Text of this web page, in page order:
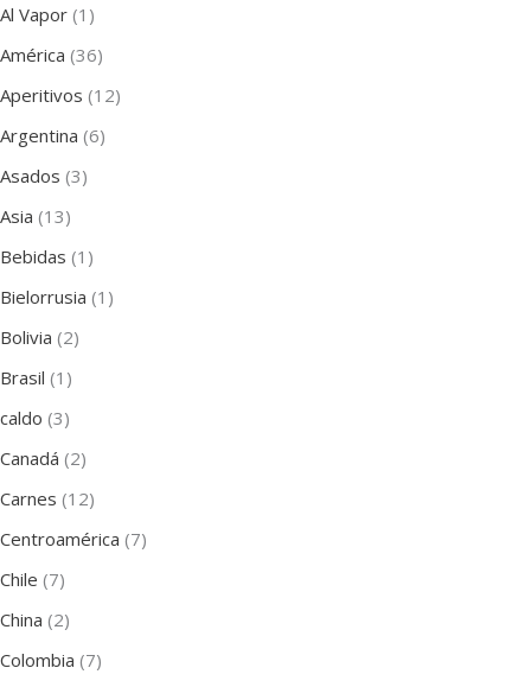
Al Vapor (1)
América (36)
Aperitivos (12)
Argentina (6)
Asados (3)
Asia (13)
Bebidas (1)
Bielorrusia (1)
Bolivia (2)
Brasil (1)
caldo (3)
Canadá (2)
Carnes (12)
Centroamérica (7)
Chile (7)
China (2)
Colombia (7)